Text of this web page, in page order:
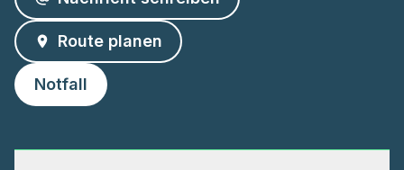
Route planen
Notfall